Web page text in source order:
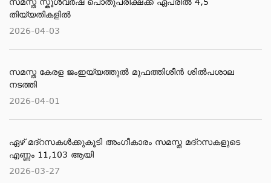
തിയ്യതികളില്‍
2026-04-03
സമസ്ത കേരള ജംഇയ്യത്തുല്‍ മുഫത്തിശീന്‍ ശില്‍പശാല
നടത്തി
2026-04-01
ഏഴ് മദ്റസകള്‍ക്കുകൂടി അംഗീകാരം സമസ്ത മദ്റസകളുടെ
എണ്ണം 11,103 ആയി
2026-03-27